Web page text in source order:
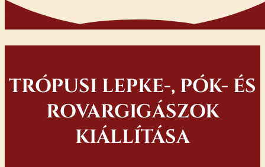
TRÓPUSI LEPKE-, PÓK- ÉS
ROVARGIGÁSZOK
KIÁLLÍTÁSA